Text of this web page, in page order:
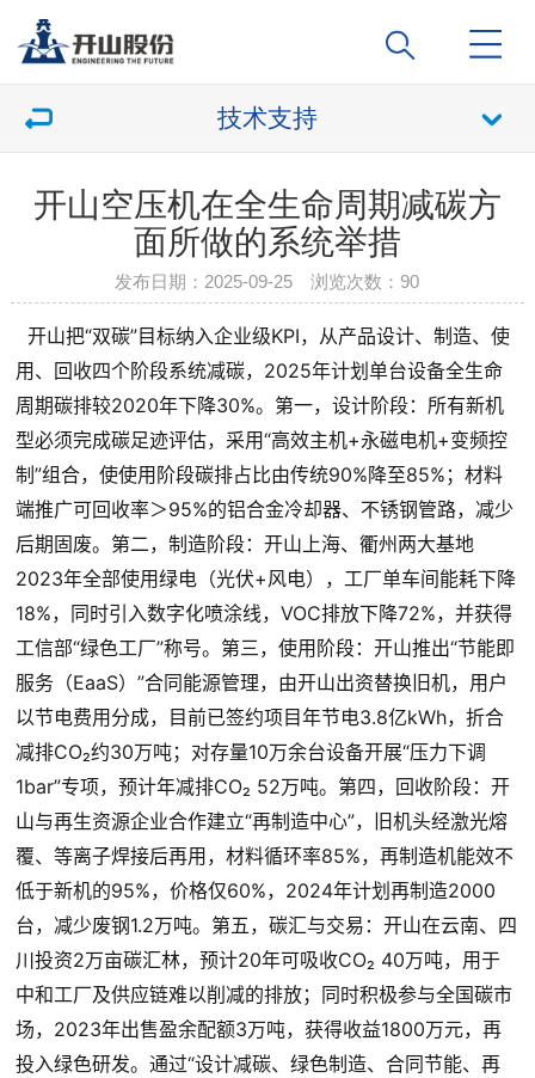
技术支持
开山空压机在全生命周期减碳方
面所做的系统举措
发布日期：2025-09-25 浏览次数： 90
用、回收四个阶段系统减碳，2025年计划单台设备全生命
周期碳排较2020年下降30%。第一，设计阶段：所有新机
型必须完成碳足迹评估，采用“高效主机+永磁电机+变频控
制”组合，使使用阶段碳排占比由传统90%降至85%；材料
端推广可回收率＞95%的铝合金冷却器、不锈钢管路，减少
后期固废。第二，制造阶段：开山上海、衢州两大基地
2023年全部使用绿电（光伏+风电），工厂单车间能耗下降
18%，同时引入数字化喷涂线，VOC排放下降72%，并获得
工信部“绿色工厂”称号。第三，使用阶段：开山推出“节能即
服务（EaaS）”合同能源管理，由开山出资替换旧机，用户
以节电费用分成，目前已签约项目年节电3.8亿kWh，折合
减排CO₂约30万吨；对存量10万余台设备开展“压力下调
1bar”专项，预计年减排CO₂ 52万吨。第四，回收阶段：开
山与再生资源企业合作建立“再制造中心”，旧机头经激光熔
覆、等离子焊接后再用，材料循环率85%，再制造机能效不
低于新机的95%，价格仅60%，2024年计划再制造2000
台，减少废钢1.2万吨。第五，碳汇与交易：开山在云南、四
川投资2万亩碳汇林，预计20年可吸收CO₂ 40万吨，用于
中和工厂及供应链难以削减的排放；同时积极参与全国碳市
场，2023年出售盈余配额3万吨，获得收益1800万元，再
投入绿色研发。通过“设计减碳、绿色制造、合同节能、再